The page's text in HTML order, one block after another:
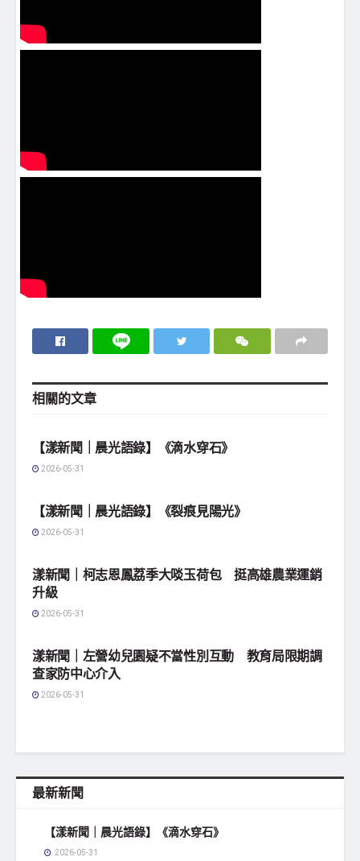
相關的文章
【漾新聞｜晨光語錄】《滴水穿石》
2026-05-31
【漾新聞｜晨光語錄】《裂痕見陽光》
2026-05-31
漾新聞｜柯志恩鳳荔季大啖玉荷包 挺高雄農業運銷
升級
2026-05-31
漾新聞｜左營幼兒園疑不當性別互動 教育局限期調
查家防中心介入
2026-05-31
最新新聞
【漾新聞｜晨光語錄】《滴水穿石》
2026-05-31